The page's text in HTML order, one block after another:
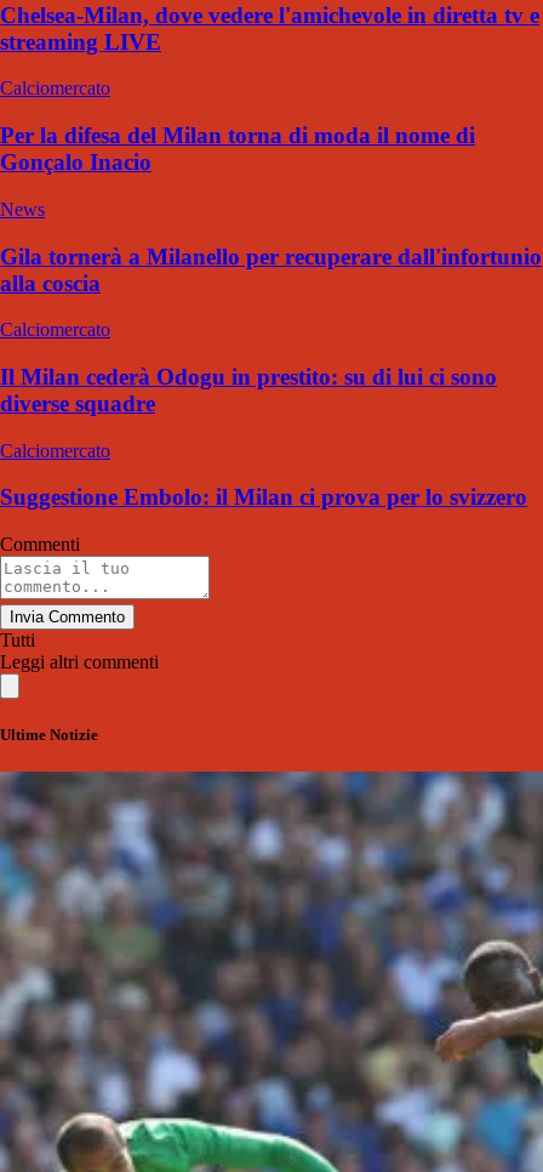
Chelsea-Milan, dove vedere l'amichevole in diretta tv e
streaming LIVE
Calciomercato
Per la difesa del Milan torna di moda il nome di
Gonçalo Inacio
News
Gila tornerà a Milanello per recuperare dall'infortunio
alla coscia
Calciomercato
Il Milan cederà Odogu in prestito: su di lui ci sono
diverse squadre
Calciomercato
Suggestione Embolo: il Milan ci prova per lo svizzero
Commenti
Invia Commento
Tutti
Leggi altri commenti
Ultime Notizie